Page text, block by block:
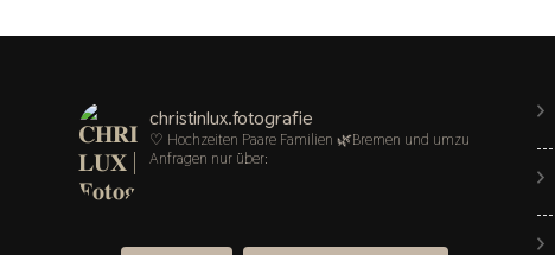
christinlux.fotografie
♡ Hochzeiten Paare Familien 🌿Bremen und umzu
Anfragen nur über: